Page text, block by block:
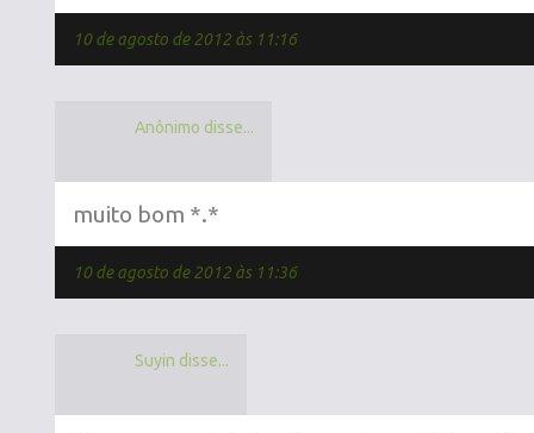
10 de agosto de 2012 às 11:16
Anônimo disse...
muito bom *.*
10 de agosto de 2012 às 11:36
Suyin disse...